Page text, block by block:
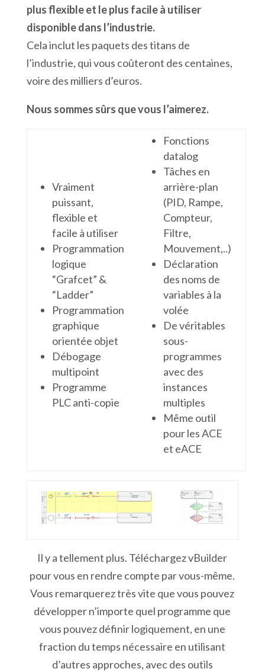
plus flexible et le plus facile à utiliser
disponible dans l’industrie.
Cela inclut les paquets des titans de
l’industrie, qui vous coûteront des centaines,
voire des milliers d’euros.
Nous sommes sûrs que vous l’aimerez.
Vraiment
puissant,
flexible et
facile à utiliser
Programmation
logique
“Grafcet” &
“Ladder”
Programmation
graphique
orientée objet
Débogage
multipoint
Programme
PLC anti-copie
Fonctions
datalog
Tâches en
arrière-plan
(PID, Rampe,
Compteur,
Filtre,
Mouvement,..)
Déclaration
des noms de
variables à la
volée
De véritables
sous-
programmes
avec des
instances
multiples
Même outil
pour les ACE
et eACE
Il y a tellement plus. Téléchargez vBuilder
pour vous en rendre compte par vous-même.
Vous remarquerez très vite que vous pouvez
développer n’importe quel programme que
vous pouvez définir logiquement, en une
fraction du temps nécessaire en utilisant
d’autres approches, avec des outils